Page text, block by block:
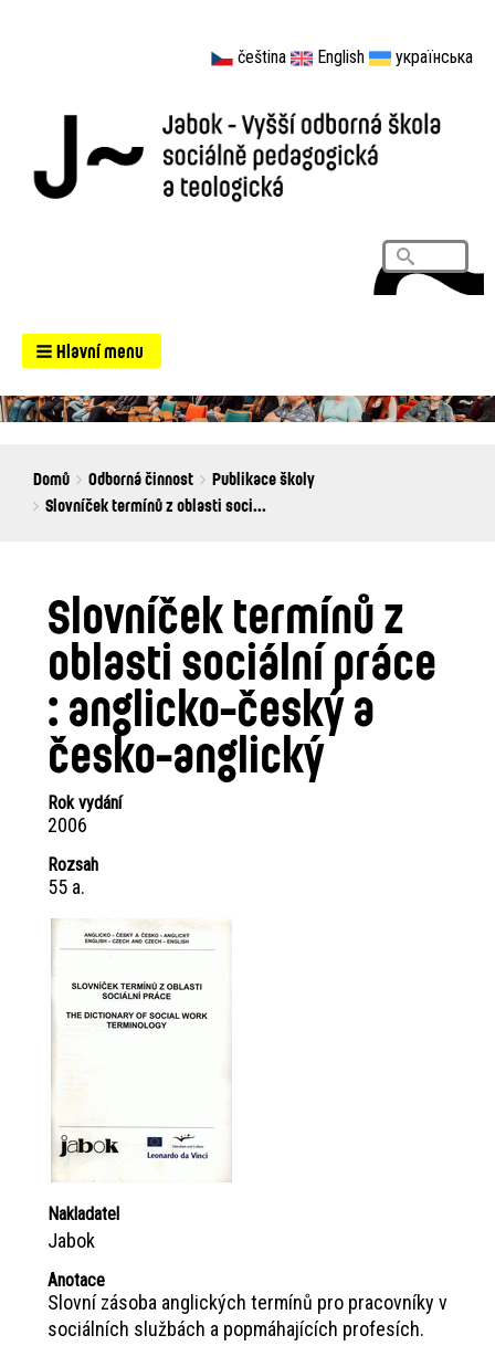
čeština English українська
Search
Hlavní menu
Breadcrumbs
You
are
Domů Odborná činnost
Publikace školy
Slovníček termínů z oblasti soci...
Slovníček termínů z
oblasti sociální práce
: anglicko-český a
česko-anglický
Rok vydání
2006
Rozsah
55 a.
Nakladatel
Jabok
Anotace
Slovní zásoba anglických termínů pro pracovníky v
sociálních službách a popmáhajících profesích.